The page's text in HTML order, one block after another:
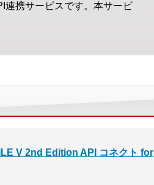
連携サービスです。本サービ
V 2nd Edition API コネクト for